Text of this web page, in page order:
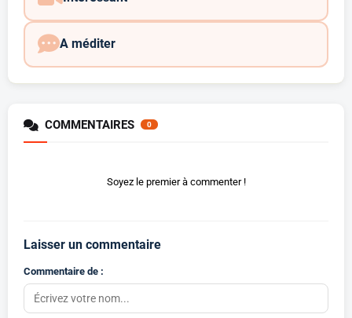
A méditer
COMMENTAIRES 0
Soyez le premier à commenter !
Laisser un commentaire
Commentaire de :